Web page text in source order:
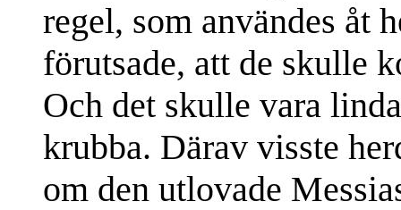
regel, som användes åt
förutsade, att de skulle
Och det skulle vara
krubba. Därav visste
om den utlovade